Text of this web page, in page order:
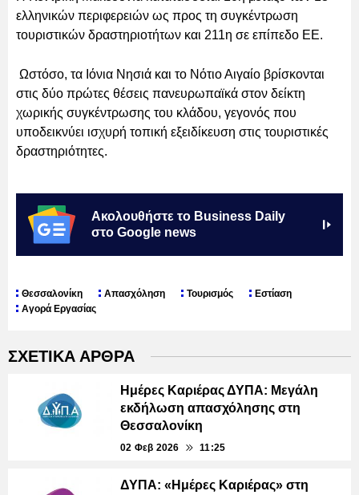
ελληνικών περιφερειών ως προς τη συγκέντρωση
τουριστικών δραστηριοτήτων και 211η σε επίπεδο ΕΕ.
Ωστόσο, τα Ιόνια Νησιά και το Νότιο Αιγαίο βρίσκονται
στις δύο πρώτες θέσεις πανευρωπαϊκά στον δείκτη
χωρικής συγκέντρωσης του κλάδου, γεγονός που
υποδεικνύει ισχυρή τοπική εξειδίκευση στις τουριστικές
δραστηριότητες.
Ακολουθήστε το Business Daily
στο Google news
Θεσσαλονίκη Απασχόληση Τουρισμός
Εστίαση
Αγορά Εργασίας
ΣΧΕΤΙΚΑ ΑΡΘΡΑ
Ημέρες Καριέρας ΔΥΠΑ: Μεγάλη
εκδήλωση απασχόλησης στη
Θεσσαλονίκη
02 Φεβ 2026 11:25
ΔΥΠΑ: «Ημέρες Καριέρας» στη